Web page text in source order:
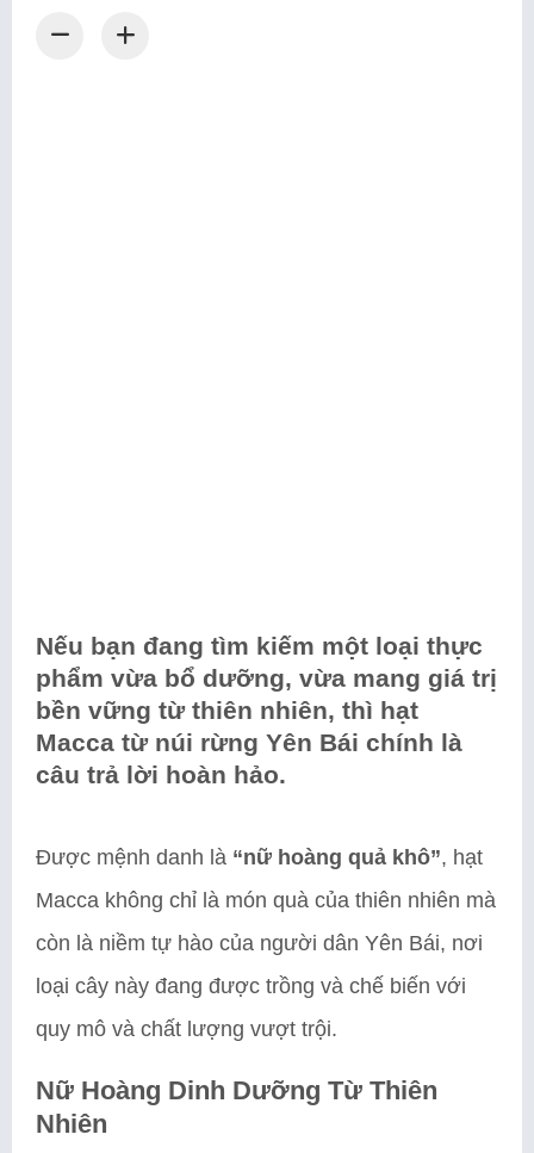
Nếu bạn đang tìm kiếm một loại thực
phẩm vừa bổ dưỡng, vừa mang giá trị
bền vững từ thiên nhiên, thì hạt
Macca từ núi rừng Yên Bái chính là
câu trả lời hoàn hảo.
Được mệnh danh là “nữ hoàng quả khô”, hạt
Macca không chỉ là món quà của thiên nhiên mà
còn là niềm tự hào của người dân Yên Bái, nơi
loại cây này đang được trồng và chế biến với
quy mô và chất lượng vượt trội.
Nữ Hoàng Dinh Dưỡng Từ Thiên
Nhiên